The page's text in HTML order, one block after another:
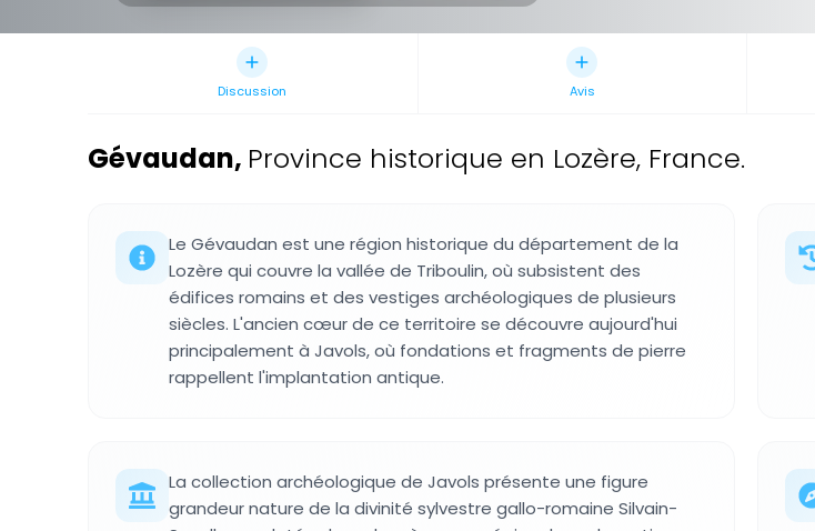
Discussion Avis
Gévaudan, Province historique en Lozère, France.
Le Gévaudan est une région historique du département de la
Lozère qui couvre la vallée de Triboulin, où subsistent des
édifices romains et des vestiges archéologiques de plusieurs
siècles. L'ancien cœur de ce territoire se découvre aujourd'hui
principalement à Javols, où fondations et fragments de pierre
rappellent l'implantation antique.
La collection archéologique de Javols présente une figure
grandeur nature de la divinité sylvestre gallo-romaine Silvain-